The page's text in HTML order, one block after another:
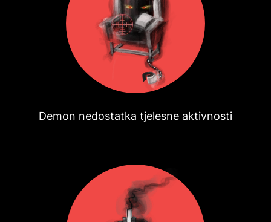
Demon nedostatka tjelesne aktivnosti